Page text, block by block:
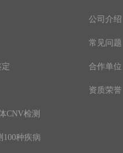
CNV检测
100种疾病
公司介绍
常见问题
合作单位
资质荣誉